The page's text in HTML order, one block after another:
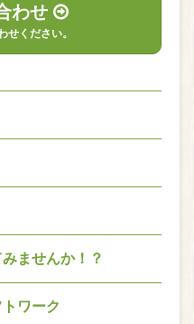
わせ
せください。
ませんか！？
ワーク